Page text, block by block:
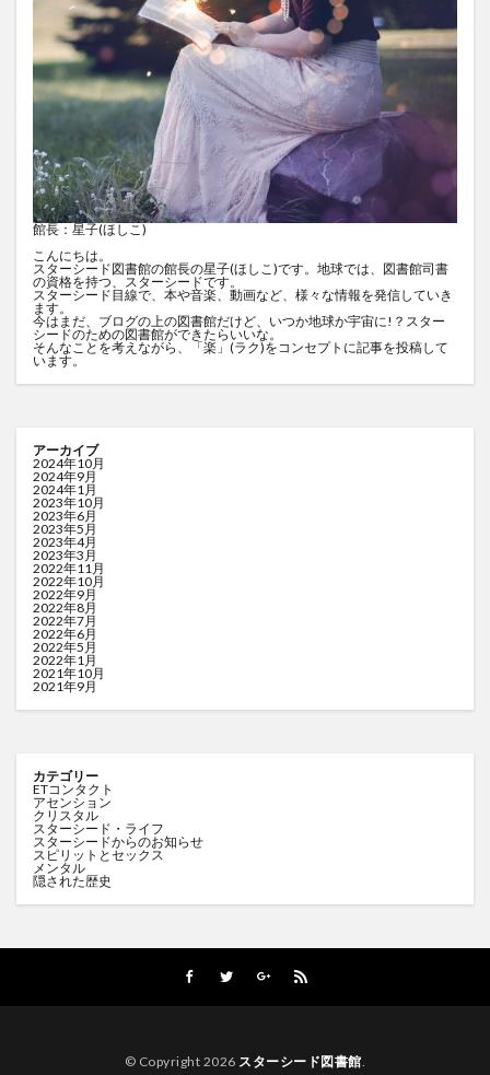
館長：星子(ほしこ)
こんにちは。
スターシード図書館の館長の星子(ほしこ)です。地球では、図書館司書
の資格を持つ、スターシードです。
スターシード目線で、本や音楽、動画など、様々な情報を発信していき
ます。
今はまだ、ブログの上の図書館だけど、いつか地球か宇宙に!？スター
シードのための図書館ができたらいいな。
そんなことを考えながら、「楽」(ラク)をコンセプトに記事を投稿して
います。
アーカイブ
2024年10月
2024年9月
2024年1月
2023年10月
2023年6月
2023年5月
2023年4月
2023年3月
2022年11月
2022年10月
2022年9月
2022年8月
2022年7月
2022年6月
2022年5月
2022年1月
2021年10月
2021年9月
カテゴリー
ETコンタクト
アセンション
クリスタル
スターシード・ライフ
スターシードからのお知らせ
スピリットとセックス
メンタル
隠された歴史
© Copyright 2026 スターシード図書館.